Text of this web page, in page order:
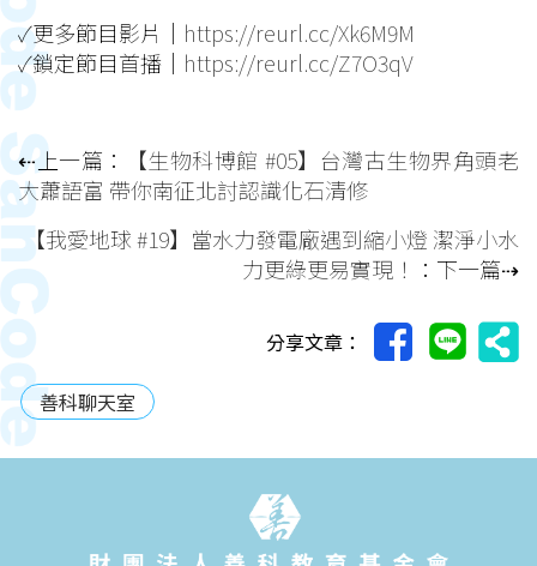
✓更多節目影片｜ https://reurl.cc/Xk6M9M
✓鎖定節目首播｜ https://reurl.cc/Z7O3qV
⇠上一篇：
【生物科博館 #05】台灣古生物界角頭老
大蕭語富 帶你南征北討認識化石清修
【我愛地球 #19】當水力發電廠遇到縮小燈 潔淨小水
力更綠更易實現！
：下一篇⇢
分享文章：
善科聊天室